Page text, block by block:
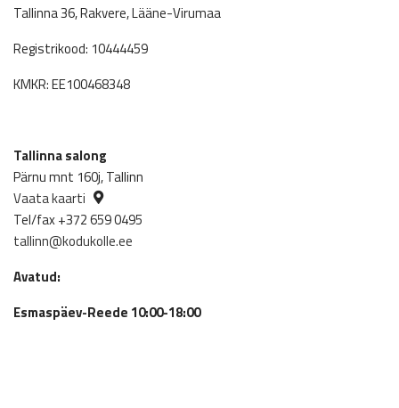
Tallinna 36, Rakvere, Lääne-Virumaa
Registrikood: 10444459
KMKR: EE100468348
Tallinna salong
Pärnu mnt 160j, Tallinn
Vaata kaarti
Tel/fax +372 659 0495
tallinn@kodukolle.ee
Avatud:
Esmaspäev-Reede 10:00-18:00